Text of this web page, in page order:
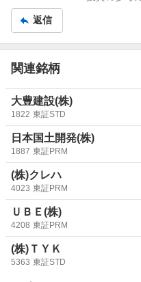
返信
関連銘柄
大豊建設(株)
1822 東証STD
日本国土開発(株)
1887 東証PRM
(株)クレハ
4023 東証PRM
ＵＢＥ(株)
4208 東証PRM
(株)ＴＹＫ
5363 東証STD